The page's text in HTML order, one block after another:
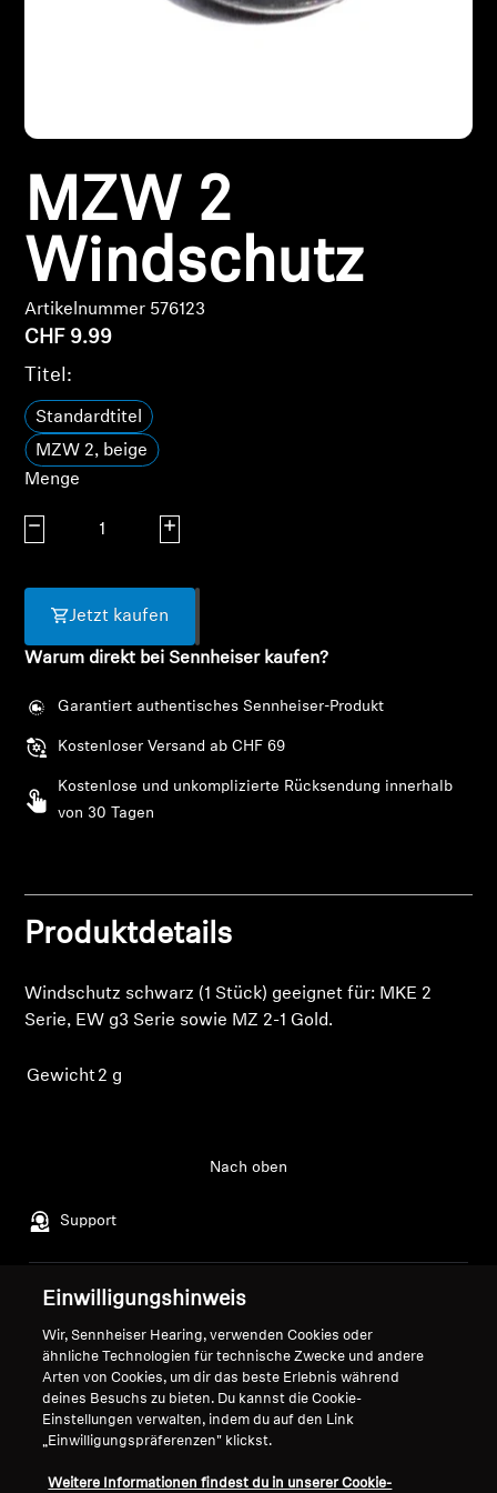
Hearing
TV-Kopfhörer
Hörer-Ressourcen
Soundbars
AMBEO Ersatzteile & Zubehör
Entdecken
MZW 2
Windschutz
Artikelnummer 576123
CHF 9.99
Titel:
Standardtitel
MZW 2, beige
Menge
Menge verringern Menge erhöhen
Jetzt kaufen
Warum direkt bei Sennheiser kaufen?
Garantiert authentisches Sennheiser-Produkt
Kostenloser Versand ab CHF 69
Kostenlose und unkomplizierte Rücksendung innerhalb
von 30 Tagen
Produktdetails
Windschutz schwarz (1 Stück) geeignet für: MKE 2
Serie, EW g3 Serie sowie MZ 2-1 Gold.
Gewicht2 g
Support
Nach oben
Impressum
Globale Datenschutzrichtlinie
Allgemeine
Geschäftsbedingungen für
Online-Verkäufe an Verbraucher
Richtlinie zur koordinierten
Career at Sonova
Pressekontakte
Einwilligungshinweis
Wir, Sennheiser Hearing, verwenden Cookies oder
ähnliche Technologien für technische Zwecke und andere
Arten von Cookies, um dir das beste Erlebnis während
deines Besuchs zu bieten. Du kannst die Cookie-
Einstellungen verwalten, indem du auf den Link
„Einwilligungspräferenzen" klickst.
Weitere Informationen findest du in unserer Cookie-
Melden Sie sich bei Ihrem Konto an, um
Produkte zu Ihrer Wunschliste hinzuzufügen und
Login